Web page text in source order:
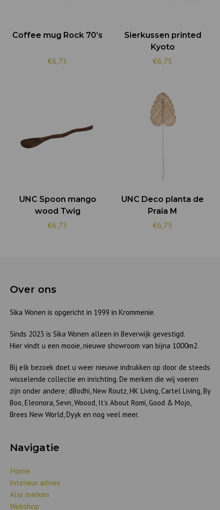
Coffee mug Rock 70’s
€6,75
Sierkussen printed
Kyoto
€6,75
UNC Spoon mango
wood Twig
€6,75
UNC Deco planta de
Praia M
€6,75
Over ons
Sika Wonen is opgericht in 1999 in Krommenie.
Sinds 2023 is Sika Wonen alleen in Beverwijk gevestigd.
Hier vindt u een mooie, nieuwe showroom van bijna 1000m2.
Bij elk bezoek doet u weer nieuwe indrukken op door de steeds
wisselende collectie en inrichting. De merken die wij voeren
zijn onder andere; dBodhi, New Routz, HK Living, Cartel Living, By
Boo, Eleonora, Sevn, Woood, It’s About Romi, Good & Mojo,
Brees New World, Dyyk en nog veel meer.
Navigatie
Home
Interieur advies
Alle merken
Webshop